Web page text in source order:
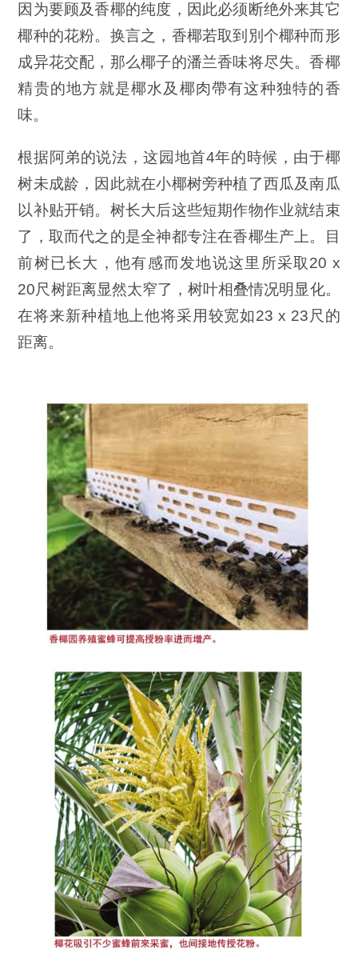
因为要顾及香椰的纯度，因此必须断绝外来其它
椰种的花粉。换言之，香椰若取到別个椰种而形
成异花交配，那么椰子的潘兰香味将尽失。香椰
精贵的地方就是椰水及椰肉帶有这种独特的香
味。
根据阿弟的说法，这园地首4年的時候，由于椰
树未成龄，因此就在小椰树旁种植了西瓜及南瓜
以补贴开销。树长大后这些短期作物作业就结束
了，取而代之的是全神都专注在香椰生产上。目
前树已长大，他有感而发地说这里所采取20 x
20尺树距离显然太窄了，树叶相叠情况明显化。
在将来新种植地上他将采用较宽如23 x 23尺的
距离。